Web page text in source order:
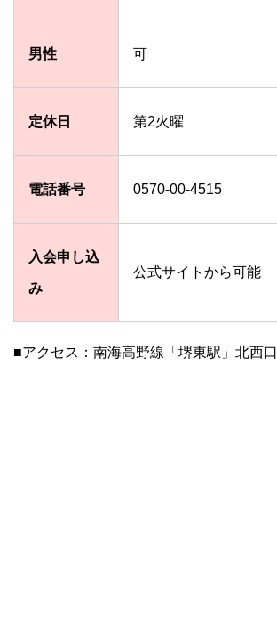
男性 可
定休日 第2火曜
電話番号 0570-00-4515
入会申し込
み
公式サイトから可能
■アクセス：南海高野線「堺東駅」北西